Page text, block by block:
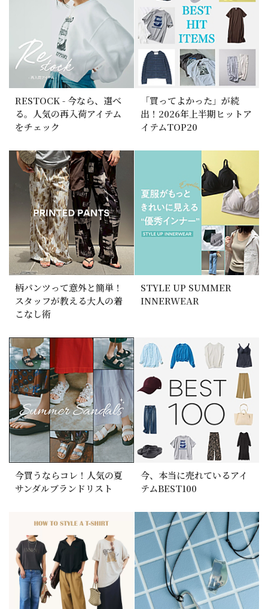
RESTOCK - 今なら、選べ
る。人気の再入荷アイテム
をチェック
「買ってよかった」が続
出！2026年上半期ヒットア
イテムTOP20
柄パンツって意外と簡単！
スタッフが教える大人の着
こなし術
STYLE UP SUMMER
INNERWEAR
今買うならコレ！人気の夏
サンダルブランドリスト
今、本当に売れているアイ
テムBEST100